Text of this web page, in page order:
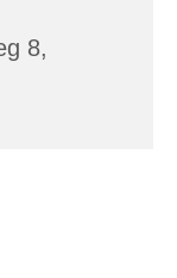
8,